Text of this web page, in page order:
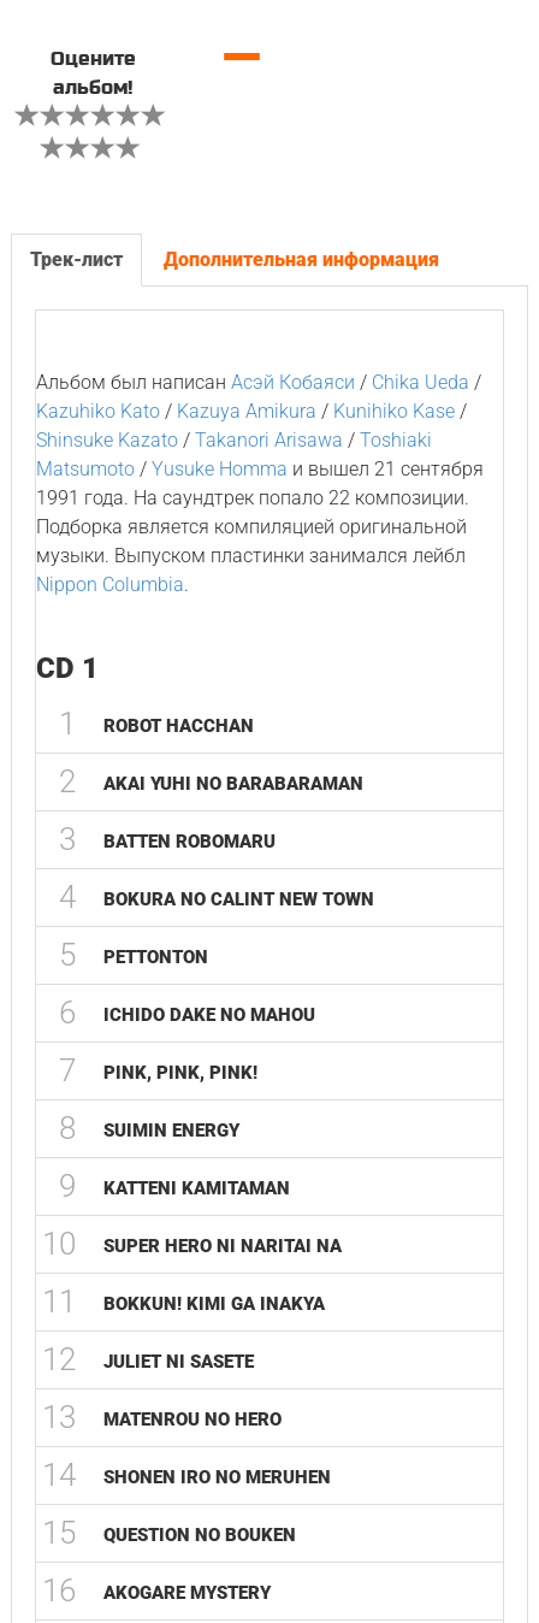
Оцените
альбом!
—
Трек-лист Дополнительная информация
Альбом был написан Асэй Кобаяси / Chika Ueda /
Kazuhiko Kato/ Kazuya Amikura / Kunihiko Kase/
Shinsuke Kazato/ Takanori Arisawa / Toshiaki
Matsumoto/ Yusuke Homma и вышел 21 сентября
1991 года. На саундтрек попало 22 композиции.
Подборка является компиляцией оригинальной
музыки. Выпуском пластинки занимался лейбл
Nippon Columbia.
CD 1
1 ROBOT HACCHAN
2 AKAI YUHI NO BARABARAMAN
3 BATTEN ROBOMARU
4 BOKURA NO CALINT NEW TOWN
5 PETTONTON
6 ICHIDO DAKE NO MAHOU
7 PINK, PINK, PINK!
8 SUIMIN ENERGY
9 KATTENI KAMITAMAN
10 SUPER HERO NI NARITAI NA
11 BOKKUN! KIMI GA INAKYA
12 JULIET NI SASETE
13 MATENROU NO HERO
14 SHONEN IRO NO MERUHEN
15 QUESTION NO BOUKEN
16 AKOGARE MYSTERY